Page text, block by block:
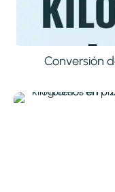
Conversión